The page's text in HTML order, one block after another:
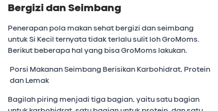
Bergizi dan Seimbang
Penerapan pola makan sehat bergizi dan seimbang
untuk Si Kecil ternyata tidak terlalu sulit loh GroMoms.
Berikut beberapa hal yang bisa GroMoms lakukan.
Porsi Makanan Seimbang Berisikan Karbohidrat, Protein
dan Lemak
Bagilah piring menjadi tiga bagian, yaitu satu bagian